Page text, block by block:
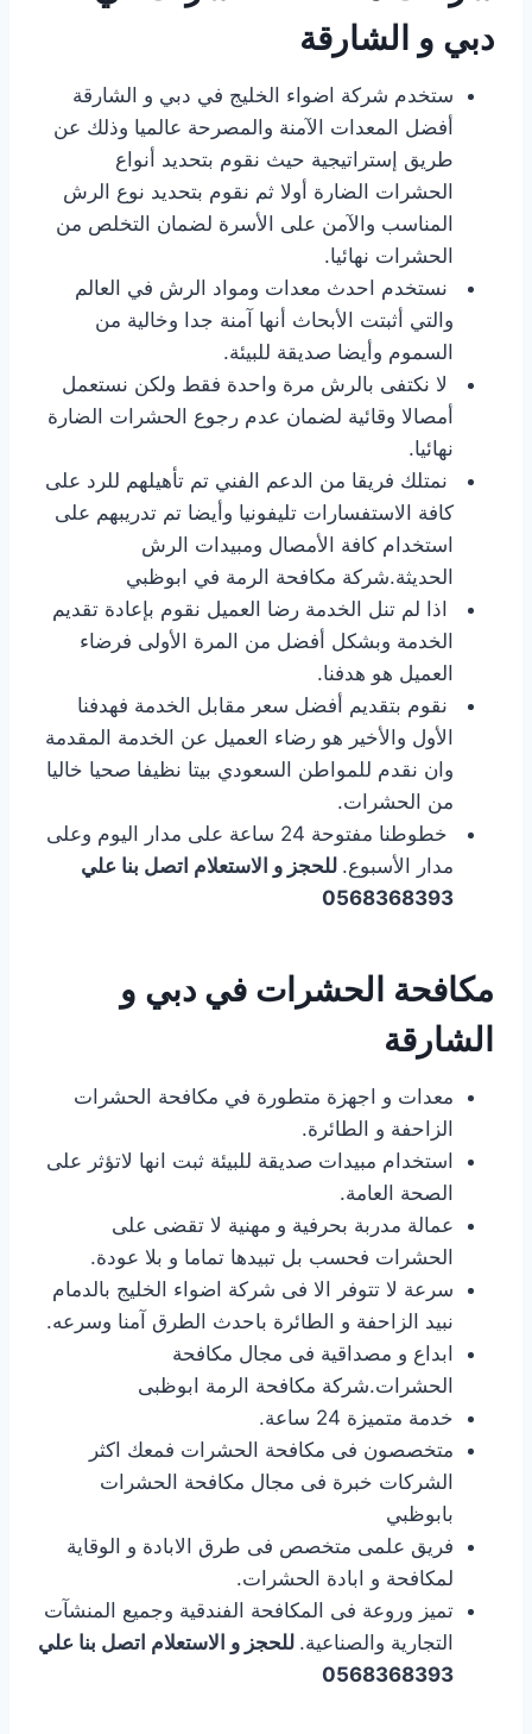
دبي و الشارقة
ستخدم شركة اضواء الخليج في دبي و الشارقة
أفضل المعدات الآمنة والمصرحة عالميا وذلك عن
طريق إستراتيجية حيث نقوم بتحديد أنواع
الحشرات الضارة أولا ثم نقوم بتحديد نوع الرش
المناسب والآمن على الأسرة لضمان التخلص من
الحشرات نهائيا.
نستخدم احدث معدات ومواد الرش في العالم
والتي أثبتت الأبحاث أنها آمنة جدا وخالية من
السموم وأيضا صديقة للبيئة.
لا نكتفى بالرش مرة واحدة فقط ولكن نستعمل
أمصالا وقائية لضمان عدم رجوع الحشرات الضارة
نهائيا.
نمتلك فريقا من الدعم الفني تم تأهيلهم للرد على
كافة الاستفسارات تليفونيا وأيضا تم تدريبهم على
استخدام كافة الأمصال ومبيدات الرش
الحديثة.شركة مكافحة الرمة في ابوظبي
اذا لم تنل الخدمة رضا العميل نقوم بإعادة تقديم
الخدمة وبشكل أفضل من المرة الأولى فرضاء
العميل هو هدفنا.
نقوم بتقديم أفضل سعر مقابل الخدمة فهدفنا
الأول والأخير هو رضاء العميل عن الخدمة المقدمة
وان نقدم للمواطن السعودي بيتا نظيفا صحيا خاليا
من الحشرات.
خطوطنا مفتوحة 24 ساعة على مدار اليوم وعلى
مدار الأسبوع. للحجز و الاستعلام اتصل بنا علي
0568368393
مكافحة الحشرات في دبي و
الشارقة
معدات و اجهزة متطورة في مكافحة الحشرات
الزاحفة و الطائرة.
استخدام مبيدات صديقة للبيئة ثبت انها لاتؤثر على
الصحة العامة.
عمالة مدربة بحرفية و مهنية لا تقضى على
الحشرات فحسب بل تبيدها تماما و بلا عودة.
سرعة لا تتوفر الا فى شركة اضواء الخليج بالدمام
نبيد الزاحفة و الطائرة باحدث الطرق آمنا وسرعه.
ابداع و مصداقية فى مجال مكافحة
الحشرات.شركة مكافحة الرمة ابوظبى
خدمة متميزة 24 ساعة.
متخصصون فى مكافحة الحشرات فمعك اكثر
الشركات خبرة فى مجال مكافحة الحشرات
بابوظبي
فريق علمى متخصص فى طرق الابادة و الوقاية
لمكافحة و ابادة الحشرات.
تميز وروعة فى المكافحة الفندقية وجميع المنشآت
التجارية والصناعية. للحجز و الاستعلام اتصل بنا علي
0568368393